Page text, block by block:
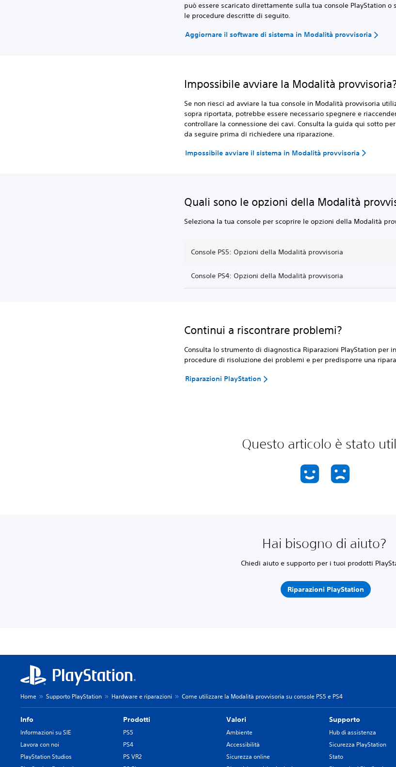
può essere scaricato direttamente sulla tua console PlayStation o
le procedure descritte di seguito.
Aggiornare il software di sistema in Modalità provvisoria
Impossibile avviare la Modalità
Se non riesci ad avviare la tua console in Modalità provvisoria
sopra riportata, potrebbe essere necessario spegnere e
controllare la connessione dei cavi. Consulta la guida qui sotto
da seguire prima di richiedere una riparazione.
Impossibile avviare il sistema in Modalità provvisoria
Quali sono le opzioni della Modalità
Seleziona la tua console per scoprire le opzioni della Modalità
Console PS5: Opzioni della Modalità provvisoria
Console PS4: Opzioni della Modalità provvisoria
Continui a riscontrare problemi?
Consulta lo strumento di diagnostica Riparazioni PlayStation per
procedure di risoluzione dei problemi e per predisporre una
Riparazioni PlayStation
Questo articolo è stato
Hai bisogno di aiuto?
Chiedi aiuto e supporto per i tuoi prodotti
Riparazioni PlayStation
Home Supporto PlayStation Hardware e riparazioni Come utilizzare la Modalità provvisoria su console PS5 e PS4
Info
Informazioni su SIE
Lavora con noi
PlayStation Studios
Prodotti
PS5
PS4
PS VR2
Valori
Ambiente
Accessibilità
Sicurezza online
Supporto
Hub di assistenza
Sicurezza PlayStation
Stato